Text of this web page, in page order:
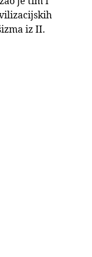
iz II.